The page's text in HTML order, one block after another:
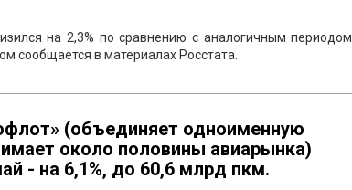
на 2,3% по сравнению с аналогичным периодом
сообщается в материалах Росстата.
(объединяет одноименную
около половины авиарынка)
- на 6,1%, до 60,6 млрд пкм.